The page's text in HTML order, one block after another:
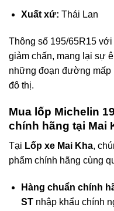
Xuất xứ: Thái Lan
Thông số 195/65R15
giảm chấn, mang lại sự
những đoạn đường mấp
đô thị.
Mua lốp Michelin
chính hãng tại Mai
Tại Lốp xe Mai Kha,
phẩm chính hãng cùng
Hàng chuẩn chính
STnhập khẩu chính